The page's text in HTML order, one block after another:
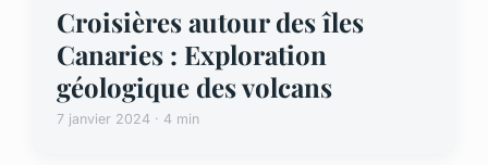
Croisières autour des îles
Canaries : Exploration
géologique des volcans
7 janvier 2024 · 4 min